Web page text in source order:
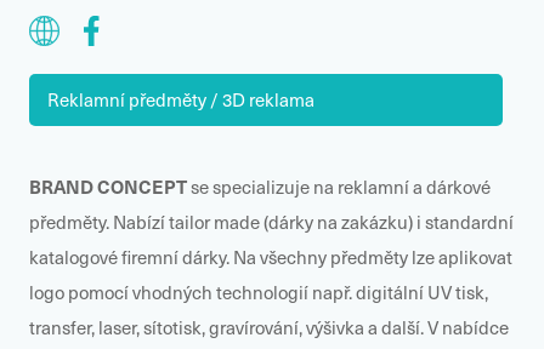
Reklamní předměty / 3D reklama
BRAND CONCEPTse specializuje na reklamní a dárkové
předměty. Nabízí tailor made (dárky na zakázku) i standardní
katalogové firemní dárky. Na všechny předměty lze aplikovat
logo pomocí vhodných technologií např. digitální UV tisk,
transfer, laser, sítotisk, gravírování, výšivka a další. V nabídce